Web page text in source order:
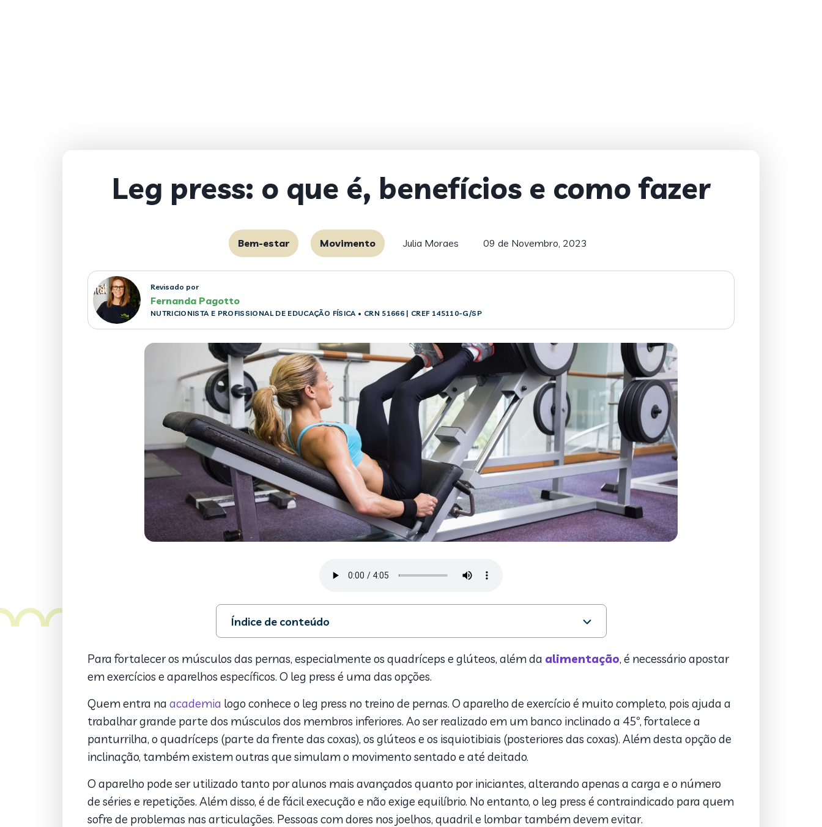
Leg press: o que é, benefícios e como fazer
Bem-estar Movimento Julia Moraes 09 de Novembro, 2023
Revisado por
Fernanda Pagotto
NUTRICIONISTA E PROFISSIONAL DE EDUCAÇÃO FÍSICA• CRN 51666 | CREF 145110-G/SP
Índice de conteúdo
1. O que é o leg press?
2. Para que serve o leg press?
3. Benefícios do leg press
4. Como fazer leg press
5. Diferença entre o leg press 45º e 90º
6. Variações de exercícios no leg press
Para fortalecer os músculos das pernas, especialmente os quadríceps e glúteos, além da alimentação, é necessário apostar
em exercícios e aparelhos específicos. O leg press é uma das opções.
Quem entra na academia logo conhece o leg press no treino de pernas. O aparelho de exercício é muito completo, pois ajuda a
trabalhar grande parte dos músculos dos membros inferiores. Ao ser realizado em um banco inclinado a 45º, fortalece a
panturrilha, o quadríceps (parte da frente das coxas), os glúteos e os isquiotibiais (posteriores das coxas). Além desta opção de
inclinação, também existem outras que simulam o movimento sentado e até deitado.
O aparelho pode ser utilizado tanto por alunos mais avançados quanto por iniciantes, alterando apenas a carga e o número
de séries e repetições. Além disso, é de fácil execução e não exige equilíbrio. No entanto, o leg press é contraindicado para quem
sofre de problemas nas articulações. Pessoas com dores nos joelhos, quadril e lombar também devem evitar.